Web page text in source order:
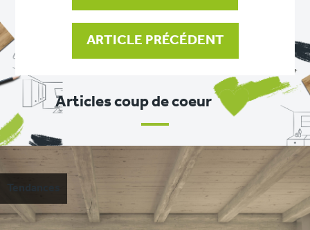
ARTICLE PRÉCÉDENT
Articles coup de coeur
Tendances